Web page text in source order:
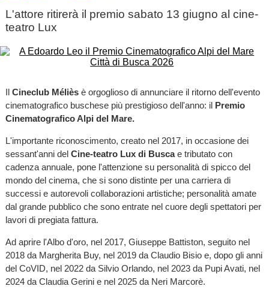
L'attore ritirerà il premio sabato 13 giugno al cine-
teatro Lux
Il Cineclub Mélièsè orgoglioso di annunciare il ritorno dell'evento
cinematografico buschese più prestigioso dell'anno: il Premio
Cinematografico Alpi del Mare.
L'importante riconoscimento, creato nel 2017, in occasione dei
sessant'anni del Cine-teatro Lux di Buscae tributato con
cadenza annuale, pone l'attenzione su personalità di spicco del
mondo del cinema, che si sono distinte per una carriera di
successi e autorevoli collaborazioni artistiche; personalità amate
dal grande pubblico che sono entrate nel cuore degli spettatori per
lavori di pregiata fattura.
Ad aprire l'Albo d'oro, nel 2017, Giuseppe Battiston, seguito nel
2018 da Margherita Buy, nel 2019 da Claudio Bisio e, dopo gli anni
del CoVID, nel 2022 da Silvio Orlando, nel 2023 da Pupi Avati, nel
2024 da Claudia Gerini e nel 2025 da Neri Marcorè.